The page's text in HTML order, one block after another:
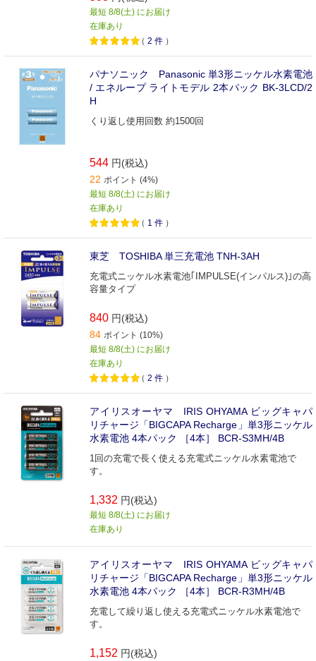
最短 8/8(土) にお届け
在庫あり
（ 2 件 ）
パナソニック Panasonic 単3形ニッケル水素電池
/ エネループ ライトモデル 2本パック BK-3LCD/2
H
くり返し使用回数 約1500回
544 円(税込)
22 ポイント (4%)
最短 8/8(土) にお届け
在庫あり
（ 1 件 ）
東芝 TOSHIBA 単三充電池 TNH-3AH
充電式ニッケル水素電池｢IMPULSE(インパルス)｣の高
容量タイプ
840 円(税込)
84 ポイント (10%)
最短 8/8(土) にお届け
在庫あり
（ 2 件 ）
アイリスオーヤマ IRIS OHYAMA ビッグキャパ
リチャージ「BIGCAPA Recharge」単3形ニッケル
水素電池 4本パック ［4本］ BCR-S3MH/4B
1回の充電で長く使える充電式ニッケル水素電池で
す。
1,332 円(税込)
最短 8/8(土) にお届け
在庫あり
アイリスオーヤマ IRIS OHYAMA ビッグキャパ
リチャージ「BIGCAPA Recharge」単3形ニッケル
水素電池 4本パック ［4本］ BCR-R3MH/4B
充電して繰り返し使える充電式ニッケル水素電池で
す。
1,152 円(税込)